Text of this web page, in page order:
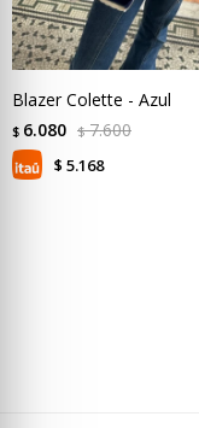
Blazer Colette - Azul
$ 6.080 $ 7.600
$ 5.168